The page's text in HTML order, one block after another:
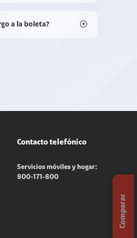
a la boleta?
Contacto telefónico
Servicios móviles y hogar:
800-171-800